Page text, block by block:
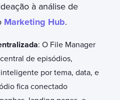
à análise de
Marketing Hub.
: O File Manager
de episódios,
por tema, data, e
fica conectado